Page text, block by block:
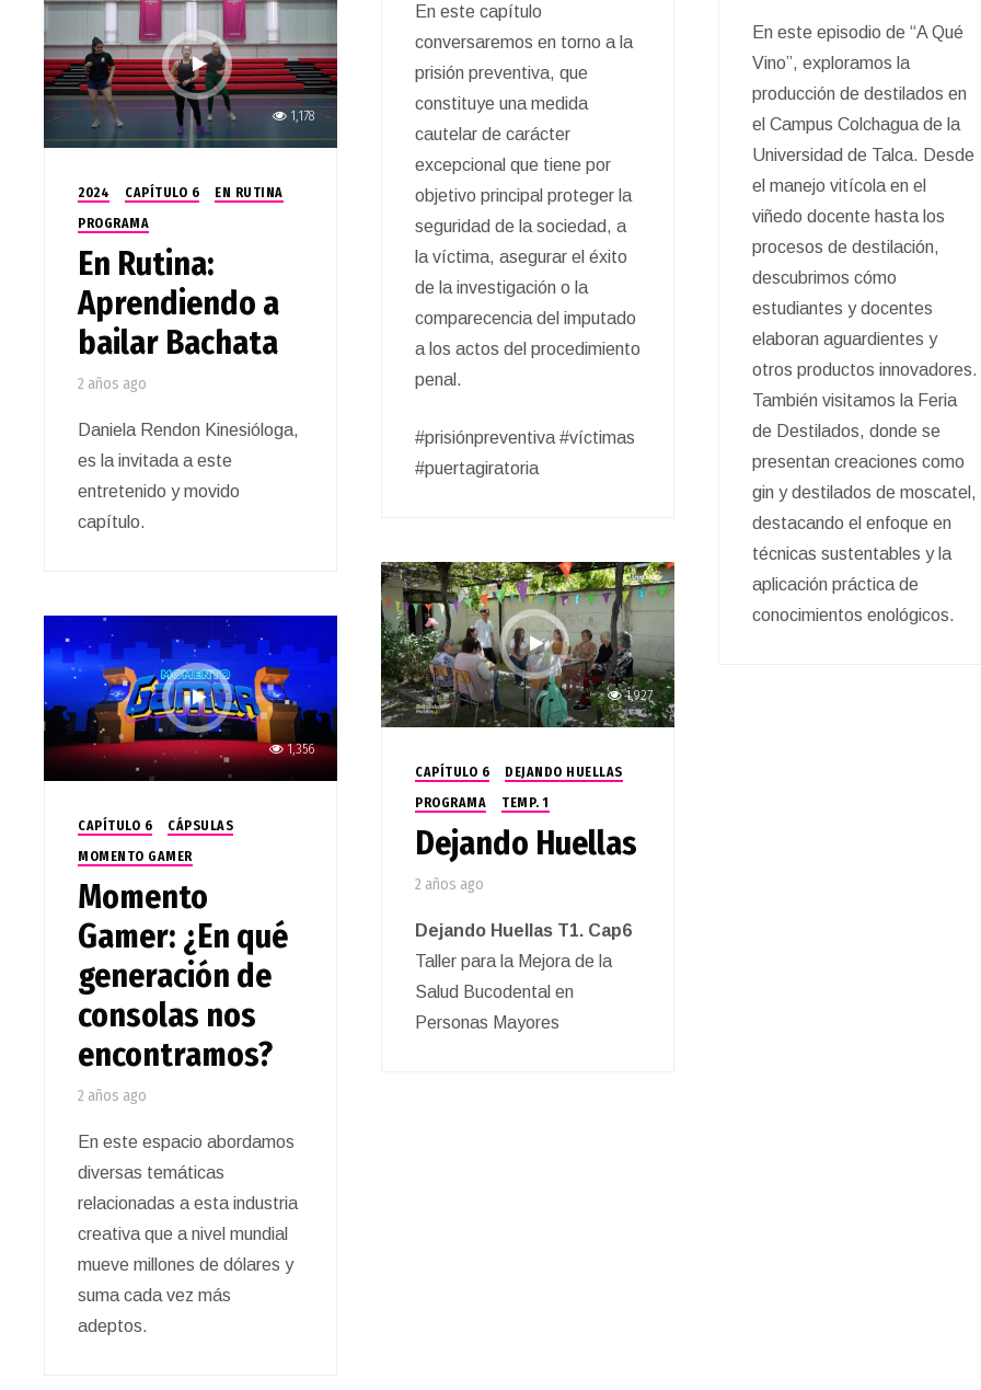
En este capítulo
conversaremos en torno a la
prisión preventiva, que
constituye una medida
cautelar de carácter
excepcional que tiene por
objetivo principal proteger la
seguridad de la sociedad, a
la víctima, asegurar el éxito
de la investigación o la
comparecencia del imputado
a los actos del procedimiento
penal.
#prisiónpreventiva #víctimas
#puertagiratoria
En este episodio de “A Qué
Vino”, exploramos la
producción de destilados en
el Campus Colchagua de la
Universidad de Talca. Desde
el manejo vitícola en el
viñedo docente hasta los
procesos de destilación,
descubrimos cómo
estudiantes y docentes
elaboran aguardientes y
otros productos innovadores.
También visitamos la Feria
de Destilados, donde se
presentan creaciones como
gin y destilados de moscatel,
destacando el enfoque en
técnicas sustentables y la
aplicación práctica de
conocimientos enológicos.
1,178
2024 CAPÍTULO 6
EN RUTINA
PROGRAMA
En Rutina:
Aprendiendo a
bailar Bachata
2 años ago
Daniela Rendon Kinesióloga,
es la invitada a este
entretenido y movido
capítulo.
1,927
CAPÍTULO 6
DEJANDO HUELLAS
PROGRAMA
TEMP. 1
Dejando Huellas
2 años ago
Dejando Huellas T1. Cap6
Taller para la Mejora de la
Salud Bucodental en
Personas Mayores
1,356
CAPÍTULO 6
CÁPSULAS
MOMENTO GAMER
Momento
Gamer: ¿En qué
generación de
consolas nos
encontramos?
2 años ago
En este espacio abordamos
diversas temáticas
relacionadas a esta industria
creativa que a nivel mundial
mueve millones de dólares y
suma cada vez más
adeptos.